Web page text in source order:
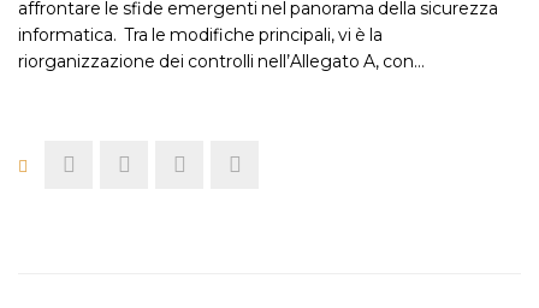
affrontare le sfide emergenti nel panorama della sicurezza
informatica. Tra le modifiche principali, vi è la
riorganizzazione dei controlli nell’Allegato A, con…